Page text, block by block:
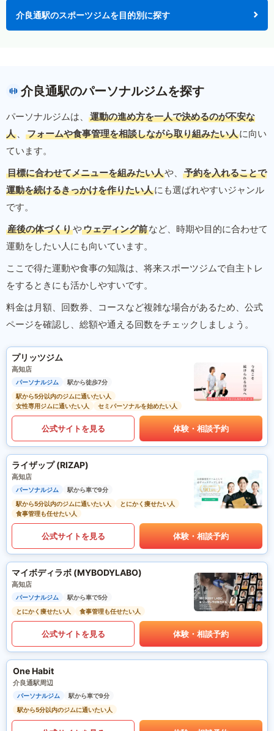
介良通駅のスポーツジムを目的別に探す
介良通駅のパーソナルジムを探す
パーソナルジムは、
運動の進め方を一人で決めるのが不安な
人 、 フォームや食事管理を相談しながら取り組みたい人に向い
ています。
目標に合わせてメニューを組みたい人や、
予約を入れることで
運動を続けるきっかけを作りたい人にも選ばれやすいジャンル
です。
産後の体づくりやウェディング前など、時期や目的に合わせて
運動をしたい人にも向いています。
ここで得た運動や食事の知識は、将来スポーツジムで自主トレ
をするときにも活かしやすいです。
料金は月額、回数券、コースなど複雑な場合があるため、公式
ページを確認し、総額や通える回数をチェックしましょう。
プリッツジム
高知店
パーソナルジム
駅から徒歩7分
駅から5分以内のジムに通いたい人
女性専用ジムに通いたい人
セミパーソナルを始めたい人
公式サイトを見る 体験・相談予約
ライザップ (RIZAP)
高知店
パーソナルジム
駅から車で9分
駅から5分以内のジムに通いたい人
とにかく痩せたい人
食事管理も任せたい人
公式サイトを見る 体験・相談予約
マイボディラボ (MYBODYLABO)
高知店
パーソナルジム
駅から車で5分
とにかく痩せたい人
食事管理も任せたい人
公式サイトを見る 体験・相談予約
One Habit
介良通駅周辺
パーソナルジム
駅から車で9分
駅から5分以内のジムに通いたい人